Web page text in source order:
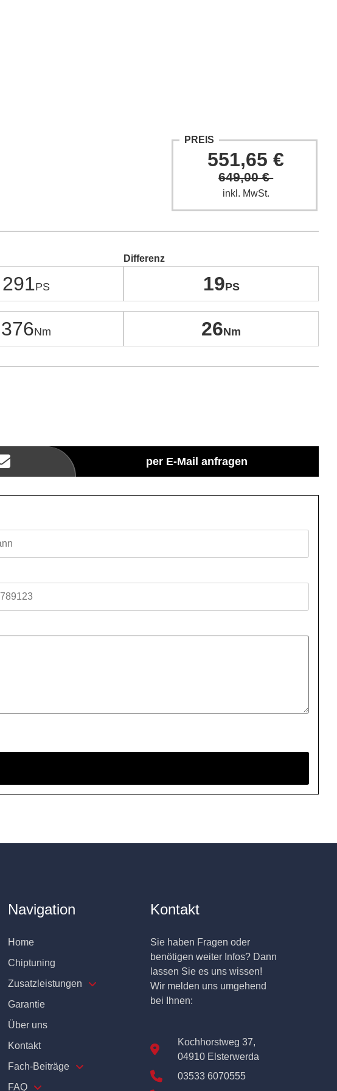
PREIS
551,65 €
649,00 €
inkl. MwSt.
291
376
Differenz
19
26
per E-Mail anfragen
Navigation
Home
Chiptuning
Zusatzleistungen
Garantie
Über uns
Kontakt
Fach-Beiträge
FAQ
Kontakt
Sie haben Fragen oder
benötigen weiter Infos? Dann
lassen Sie es uns wissen!
Wir melden uns umgehend
bei Ihnen:
Kochhorstweg 37,
04910 Elsterwerda
03533 6070555